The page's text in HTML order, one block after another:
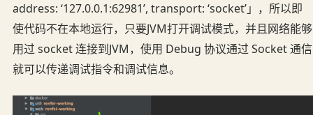
address: ‘127.0.0.1:62981’, transport: ‘socket’」，所以即
使代码不在本地运行，只要JVM打开调试模式，并且网络能够
用过 socket 连接到JVM，使用 Debug 协议通过 Socket 通信
就可以传递调试指令和调试信息。